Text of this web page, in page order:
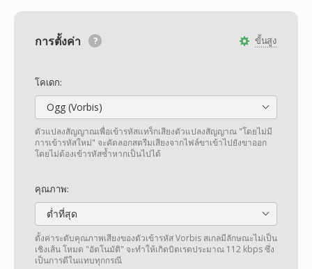
ขั้นสูง
การตั้งค่า
โคเดก:
Ogg (Vorbis)
ตัวแปลงสัญญาณเพื่อเข้ารหัสแทร็กเสียงตัวแปลงสัญญาณ "โดยไม่มี
การเข้ารหัสใหม่" จะคัดลอกสตรีมเสียงจากไฟล์ขาเข้าไปยังขาออก
โดยไม่ต้องเข้ารหัสซ้ำหากเป็นไปได้
คุณภาพ:
ต่ำที่สุด
ตั้งค่าระดับคุณภาพเสียงของตัวเข้ารหัส Vorbis สเกลมีลักษณะไม่เป็น
เชิงเส้น โหมด "อัตโนมัติ" จะทำให้เกิดบิตเรตประมาณ 112 kbps ซึ่ง
เป็นการดีในแทบทุกกรณี